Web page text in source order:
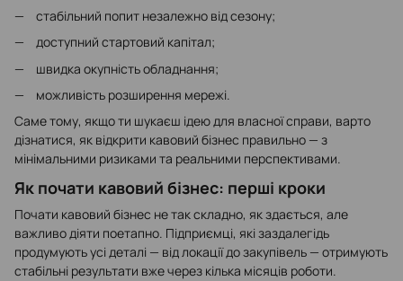
стабільний попит незалежно від сезону;
доступний стартовий капітал;
швидка окупність обладнання;
можливість розширення мережі.
Саме тому, якщо ти шукаєш ідею для власної справи, варто
дізнатися, як відкрити кавовий бізнес правильно — з
мінімальними ризиками та реальними перспективами.
Як почати кавовий бізнес: перші кроки
Почати кавовий бізнес не так складно, як здається, але
важливо діяти поетапно. Підприємці, які заздалегідь
продумують усі деталі — від локації до закупівель — отримують
стабільні результати вже через кілька місяців роботи.